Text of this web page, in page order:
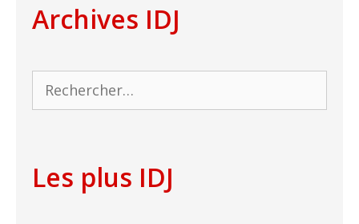
Archives IDJ
Rechercher :
Les plus IDJ